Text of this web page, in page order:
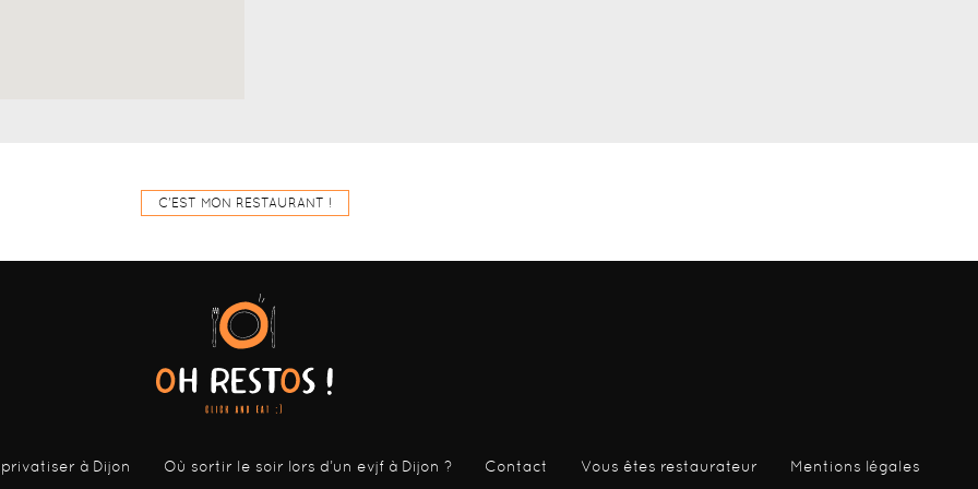
C'EST MON RESTAURANT !
à Dijon Où sortir le soir lors d’un evjf à Dijon ? Contact Vous êtes restaurateur Mentions légales